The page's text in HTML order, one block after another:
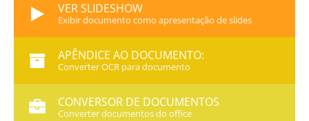
VER SLIDESHOW
Exibir documento como apresentação de slides
APÊNDICE AO DOCUMENTO:
Converter OCR para documento
CONVERSOR DE DOCUMENTOS
Converter documentos do office